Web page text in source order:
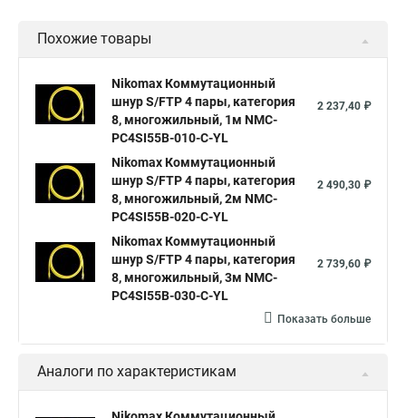
Похожие товары
Nikomax Коммутационный
шнур S/FTP 4 пары, категория
8, многожильный, 1м NMC-
PC4SI55B-010-C-YL
2 237,40 ₽
Nikomax Коммутационный
шнур S/FTP 4 пары, категория
8, многожильный, 2м NMC-
PC4SI55B-020-C-YL
2 490,30 ₽
Nikomax Коммутационный
шнур S/FTP 4 пары, категория
8, многожильный, 3м NMC-
PC4SI55B-030-C-YL
2 739,60 ₽
Показать больше
Аналоги по характеристикам